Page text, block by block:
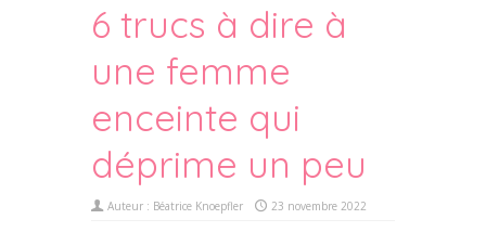
6 trucs à dire à
une femme
enceinte qui
déprime un peu
Auteur : Béatrice Knoepfler 23 novembre 2022